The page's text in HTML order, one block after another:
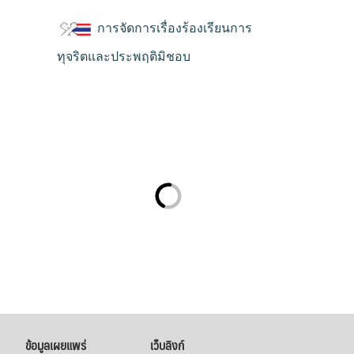
การจัดการเรื่องร้องเรียนการ
ทุจริตและประพฤติมิชอบ
ข้อมูลเผยแพร่ เว็บลิงก์